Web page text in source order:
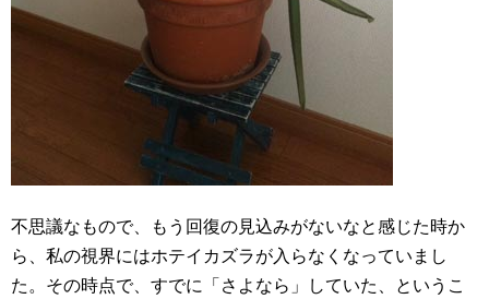
不思議なもので、もう回復の見込みがないなと感じた時か
ら、私の視界にはホテイカズラが入らなくなっていまし
た。その時点で、すでに「さよなら」していた、というこ